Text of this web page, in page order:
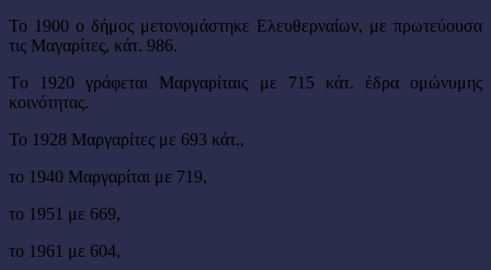
To 1900 ο δήμος μετονομάστηκε Ελευθερναίων, με πρωτεύουσα
τις Μαγαρίτες, κάτ. 986.
Τo 1920 γράφεται Μαργαρίταις με 715 κάτ. έδρα ομώνυμης
κοινότητας.
To 1928 Μαργαρίτες με 693 κάτ.,
το 1940 Μαργαρίται με 719,
το 1951 με 669,
το 1961 με 604,